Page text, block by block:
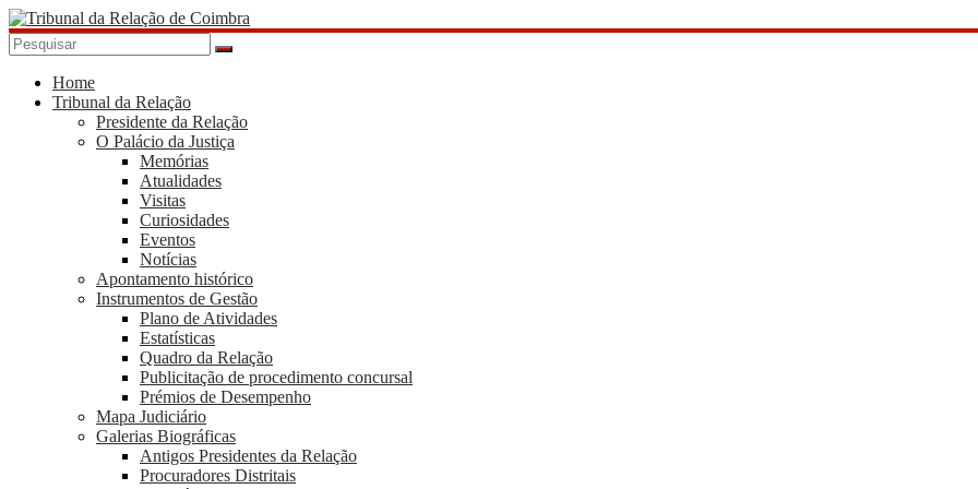
Skip
to
content
Tribunal
Relação
Home
Tribunal da Relação
Presidente da Relação
O Palácio da Justiça
Memórias
Atualidades
Visitas
Curiosidades
Eventos
Notícias
Apontamento histórico
Instrumentos de Gestão
Plano de Atividades
Estatísticas
Quadro da Relação
Publicitação de procedimento concursal
Prémios de Desempenho
Mapa Judiciário
Galerias Biográficas
Antigos Presidentes da Relação
Procuradores Distritais